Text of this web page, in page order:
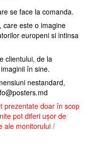
se face la comanda.
care este o imagine
europeni si intinsa
clientului, de la
în sine.
nestandard,
prezentate doar în scop
pot diferi ușor de
ale monitorului /